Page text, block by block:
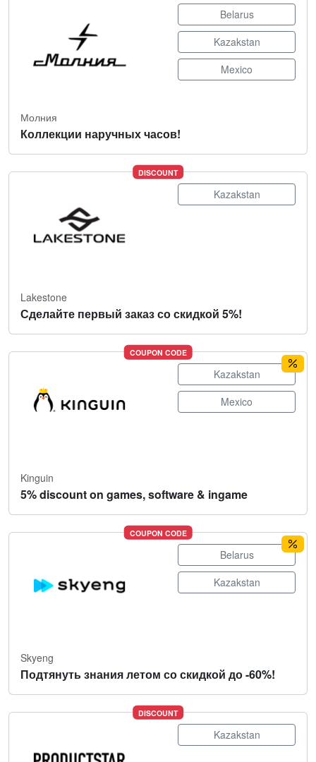
Belarus
Kazakstan
Mexico
Молния
Коллекции наручных часов!
DISCOUNT
Kazakstan
Lakestone
Сделайте первый заказ со скидкой 5%!
COUPON CODE
Kazakstan
Mexico
Kinguin
5% discount on games, software & ingame
COUPON CODE
Belarus
Kazakstan
Skyeng
Подтянуть знания летом со скидкой до -60%!
DISCOUNT
Kazakstan